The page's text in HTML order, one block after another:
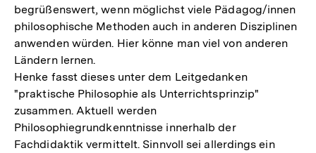
begrüßenswert, wenn möglichst viele Pädagog/innen
philosophische Methoden auch in anderen Disziplinen
anwenden würden. Hier könne man viel von anderen
Ländern lernen.
Henke fasst dieses unter dem Leitgedanken
"praktische Philosophie als Unterrichtsprinzip"
zusammen. Aktuell werden
Philosophiegrundkenntnisse innerhalb der
Fachdidaktik vermittelt. Sinnvoll sei allerdings ein